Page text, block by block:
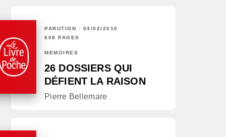
PARUTION : 03/02/2010
608 PAGES
MÉMOIRES
26 DOSSIERS QUI
DÉFIENT LA RAISON
Pierre Bellemare